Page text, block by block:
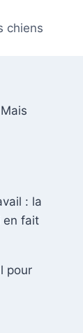
chiens
: la
en fait
pour